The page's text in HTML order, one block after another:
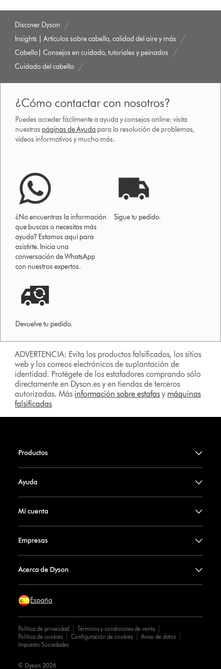
Discover Dyson
Insights | Artículos sobre cabello, calidad del aire y más
Cabello| Consejos en cuidado, tutoriales y peinados
Cuidado del cabello
¿Cómo contactar con nosotros?
Puedes acceder fácilmente a ayuda y consejos online: visita
nuestras páginas de Ayuda para la resolución de problemas,
vídeos informativos y mucho más.
¿No encuentras la información
que buscas o necesitas más
ayuda? Estamos aquí para
asistirte. Inicia una
conversación de WhatsApp
con nuestros expertos.
Sigue tu pedido.
Devuelve tu pedido.
ADVERTENCIA: Evita los productos falsificados, los sitios
web y los correos electrónicos de suplantación de
identidad. Protégete de los estafadores comprando sólo
directamente en Dyson.es y en tiendas de terceros
autorizadas. Más información sobre estafas y máquinas
falsificadas
Productos
Ayuda
Mi cuenta
Empresas
Acerca de Dyson
España
Política de privacidad
Términos y condiciones de venta
Política de cookies
Configuración de cookies
Aviso de datos
Impuesto Sociedades
© Dyson 2026